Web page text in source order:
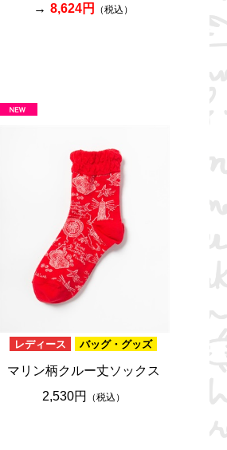
8,624円 （税込）
レディース バッグ・グッズ
マリン柄クルー丈ソックス
2,530円
（税込）